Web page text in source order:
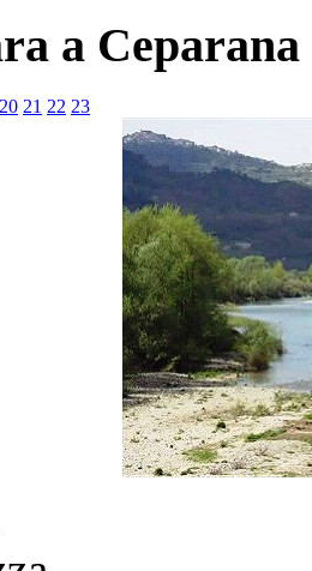
a Ceparana
20 21 22 23